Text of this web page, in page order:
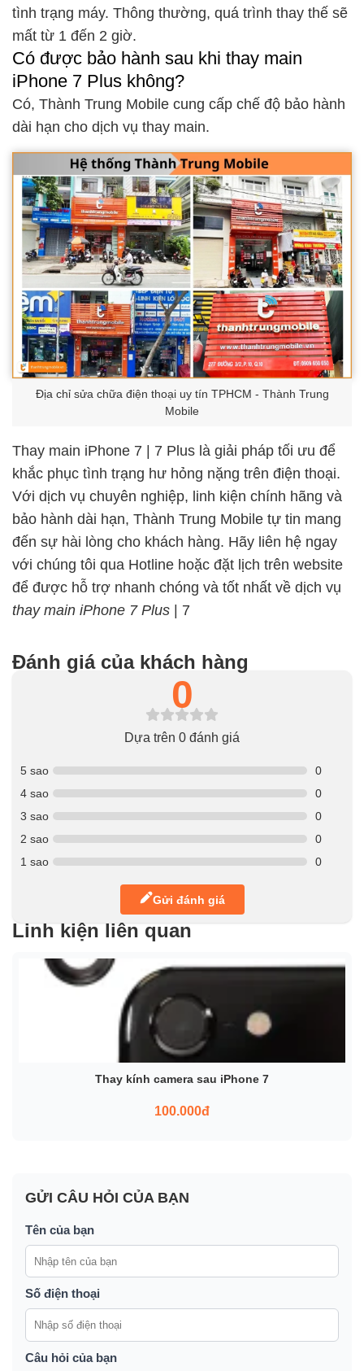
tình trạng máy. Thông thường, quá trình thay thế sẽ
mất từ 1 đến 2 giờ.
Có được bảo hành sau khi thay main
iPhone 7 Plus không?
Có, Thành Trung Mobile cung cấp chế độ bảo hành
dài hạn cho dịch vụ thay main.
Địa chỉ sửa chữa điện thoại uy tín TPHCM - Thành Trung
Mobile
Thay main iPhone 7 | 7 Plus là giải pháp tối ưu để
khắc phục tình trạng hư hỏng nặng trên điện thoại.
Với dịch vụ chuyên nghiệp, linh kiện chính hãng và
bảo hành dài hạn, Thành Trung Mobile tự tin mang
đến sự hài lòng cho khách hàng. Hãy liên hệ ngay
với chúng tôi qua Hotline hoặc đặt lịch trên website
để được hỗ trợ nhanh chóng và tốt nhất về dịch vụ
thay main iPhone 7 Plus | 7
Đánh giá của khách hàng
0
Dựa trên 0 đánh giá
5 sao
0
4 sao
0
3 sao
0
2 sao
0
1 sao
0
Gửi đánh giá
Linh kiện liên quan
Thay kính camera sau iPhone 7
100.000đ
GỬI CÂU HỎI CỦA BẠN
Tên của bạn
Số điện thoại
Câu hỏi của bạn